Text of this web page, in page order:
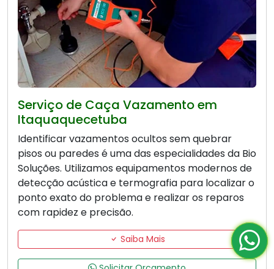
Serviço de Caça Vazamento em
Itaquaquecetuba
Identificar vazamentos ocultos sem quebrar
pisos ou paredes é uma das especialidades da Bio
Soluções. Utilizamos equipamentos modernos de
detecção acústica e termografia para localizar o
ponto exato do problema e realizar os reparos
com rapidez e precisão.
Saiba Mais